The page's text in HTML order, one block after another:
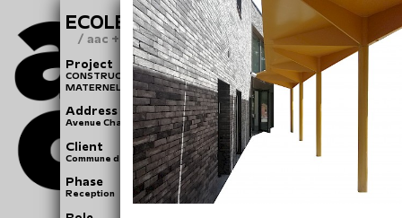
ECOLE CHAZAL
/ aac + rebuild
Project
CONSTRUCTION D’UNE NOUVELLE ECOLE
MATERNELLE PASSIVE
Address
Avenue Chazal 181-183; 1030 Schaerbeek
Client
Commune de Schaerbeek
Phase
Reception